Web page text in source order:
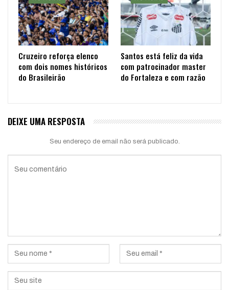
Cruzeiro reforça elenco
com dois nomes históricos
do Brasileirão
Santos está feliz da vida
com patrocinador master
do Fortaleza e com razão
DEIXE UMA RESPOSTA
Seu endereço de email não será publicado.